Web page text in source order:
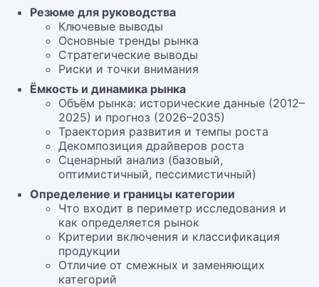
Резюме для руководства
Ключевые выводы
Основные тренды рынка
Стратегические выводы
Риски и точки внимания
Ёмкость и динамика рынка
Объём рынка: исторические данные (2012–
2025) и прогноз (2026–2035)
Траектория развития и темпы роста
Декомпозиция драйверов роста
Сценарный анализ (базовый,
оптимистичный, пессимистичный)
Определение и границы категории
Что входит в периметр исследования и
как определяется рынок
Критерии включения и классификация
продукции
Отличие от смежных и заменяющих
категорий